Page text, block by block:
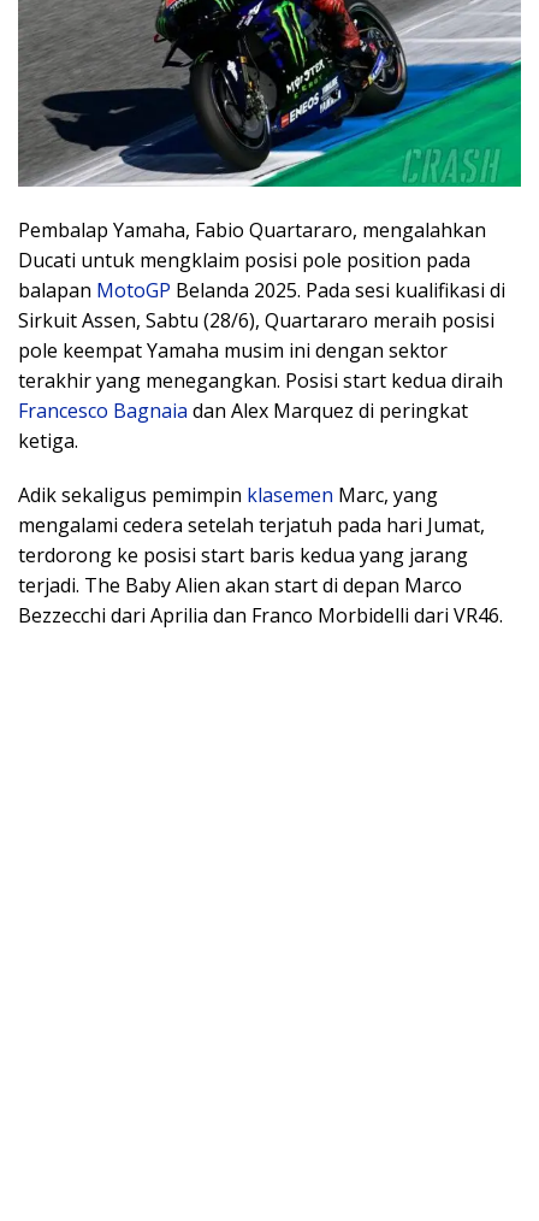
Pembalap Yamaha, Fabio Quartararo, mengalahkan
Ducati untuk mengklaim posisi pole position pada
balapan MotoGP Belanda 2025. Pada sesi kualifikasi di
Sirkuit Assen, Sabtu (28/6), Quartararo meraih posisi
pole keempat Yamaha musim ini dengan sektor
terakhir yang menegangkan. Posisi start kedua diraih
Francesco Bagnaia dan Alex Marquez di peringkat
ketiga.
Adik sekaligus pemimpin klasemen Marc, yang
mengalami cedera setelah terjatuh pada hari Jumat,
terdorong ke posisi start baris kedua yang jarang
terjadi. The Baby Alien akan start di depan Marco
Bezzecchi dari Aprilia dan Franco Morbidelli dari VR46.